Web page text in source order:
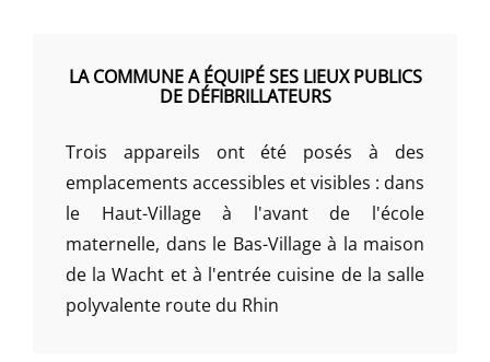
LA COMMUNE A ÉQUIPÉ SES LIEUX PUBLICS
DE DÉFIBRILLATEURS
Trois appareils ont été posés à des
emplacements accessibles et visibles : dans
le Haut-Village à l'avant de l'école
maternelle, dans le Bas-Village à la maison
de la Wacht et à l'entrée cuisine de la salle
polyvalente route du Rhin